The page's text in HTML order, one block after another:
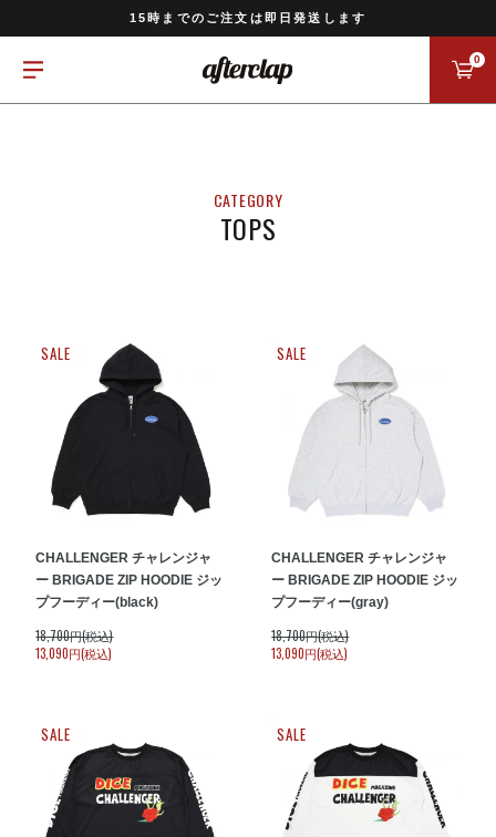
15時までのご注文は即日発送します
0
TOPS
SALE
CHALLENGER チャレンジャ
ー BRIGADE ZIP HOODIE ジッ
プフーディー(black)
18,700円(税込)
13,090円(税込)
SALE
CHALLENGER チャレンジャ
ー BRIGADE ZIP HOODIE ジッ
プフーディー(gray)
18,700円(税込)
13,090円(税込)
SALE SALE